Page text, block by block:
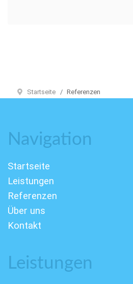
Startseite Referenzen
Navigation
Startseite
Leistungen
Referenzen
Über uns
Kontakt
Leistungen